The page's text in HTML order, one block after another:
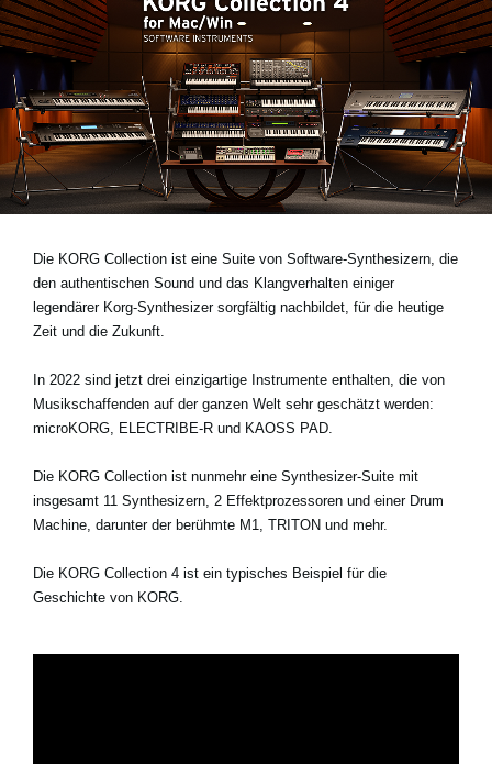
Händlersuche
Neuigkeiten
Gebiet / Land
Über KORG
Die KORG Collection ist eine Suite von Software-Synthesizern, die
den authentischen Sound und das Klangverhalten einiger
legendärer Korg-Synthesizer sorgfältig nachbildet, für die heutige
Zeit und die Zukunft.
In 2022 sind jetzt drei einzigartige Instrumente enthalten, die von
Musikschaffenden auf der ganzen Welt sehr geschätzt werden:
microKORG
ELECTRIBE-R und KAOSS PAD.
Die KORG Collection ist nunmehr eine Synthesizer-Suite mit
insgesamt 11 Synthesizern, 2 Effektprozessoren und einer Drum
Machine, darunter der berühmte M1, TRITON und mehr.
Die KORG Collection 4 ist ein typisches Beispiel für die
Geschichte von KORG.